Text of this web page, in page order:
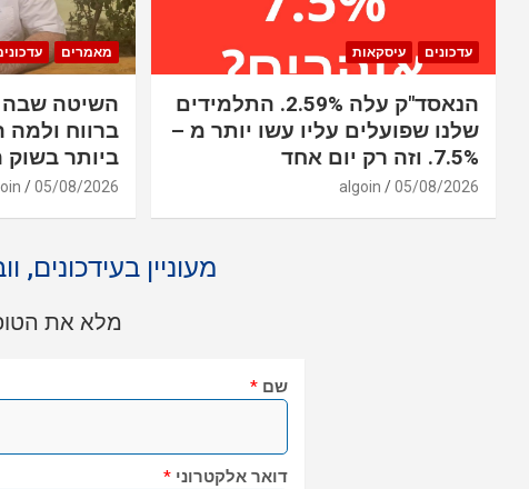
עדכונים עיסקאות
הנאסד"ק עלה 2.59%. התלמידים
שלנו שפועלים עליו עשו יותר מ –
7.5%. וזה רק יום אחד
05/08/2026
algoin
מאמרים
השיטה שבה
ברווח ולמה
ביותר בשוק
05/08/2026
מעוניין
מלא את
שם *
דואר אלקטרוני *